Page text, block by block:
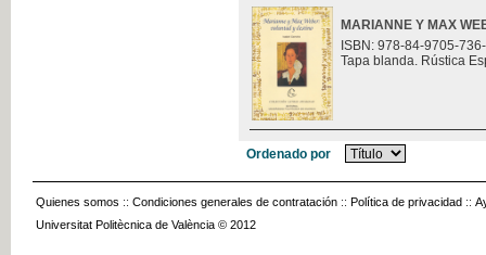
MARIANNE Y MAX
ISBN: 978-84-9705-
Tapa blanda. Rústica
Ordenado por
Quienes somos :: Condiciones generales de contratación :: Política de privacidad ::
Universitat Politècnica de València © 2012